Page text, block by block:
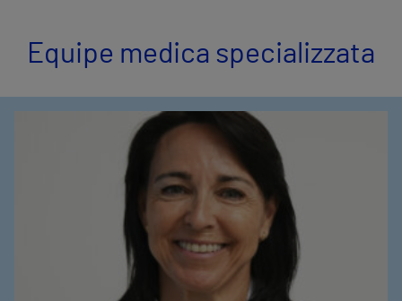
Equipe medica specializzata